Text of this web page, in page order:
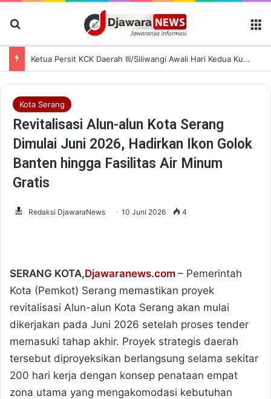
Ketua Persit KCK Daerah III/Siliwangi Awali Hari Kedua Kunjungan Kerja di TK Kartika XIX-39
Kota Serang
Revitalisasi Alun-alun Kota Serang
Dimulai Juni 2026, Hadirkan Ikon Golok
Banten hingga Fasilitas Air Minum
Gratis
Redaksi DjawaraNews 10 Juni 2026 4
SERANG KOTA,Djawaranews.com – Pemerintah
Kota (Pemkot) Serang memastikan proyek
revitalisasi Alun-alun Kota Serang akan mulai
dikerjakan pada Juni 2026 setelah proses tender
memasuki tahap akhir. Proyek strategis daerah
tersebut diproyeksikan berlangsung selama sekitar
200 hari kerja dengan konsep penataan empat
zona utama yang mengakomodasi kebutuhan